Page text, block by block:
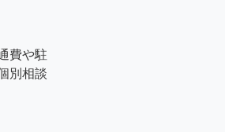
費や駐
別相談